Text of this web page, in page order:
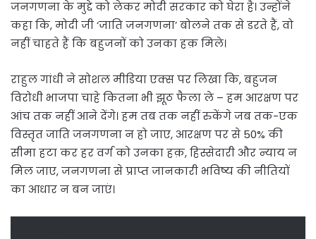
जनगणना के मुद्दे को लेकर मोदी सरकार को घेरा है। उन्होंने
कहा कि, मोदी जी ‘जाति जनगणना’ बोलने तक से डरते हैं, वो
नहीं चाहते हैं कि बहुजनों को उनका हक़ मिले।
राहुल गांधी ने सोशल मीडिया एक्स पर लिखा कि, बहुजन
विरोधी भाजपा चाहे कितना भी झूठ फैला ले – हम आरक्षण पर
आंच तक नहीं आने देंगे। हम तब तक नहीं रुकेंगे जब तक-एक
विस्तृत जाति जनगणना न हो जाए, आरक्षण पर से 50% की
सीमा हटा कर हर वर्ग को उनका हक़, हिस्सेदारी और न्याय न
मिल जाए, जनगणना से प्राप्त जानकारी भविष्य की नीतियों
का आधार न बन जाएं।